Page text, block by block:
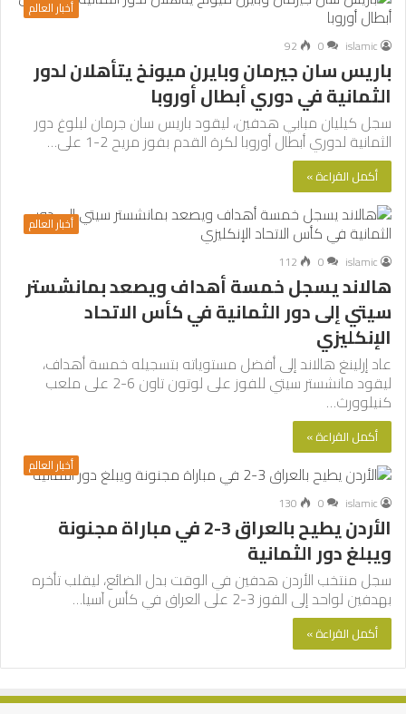
أخبار العالم
islamic
0
92
باريس سان جيرمان وبايرن ميونخ يتأهلان لدور
الثمانية في دوري أبطال أوروبا
سجل كيليان مبابي هدفين، ليقود باريس سان جرمان لبلوغ دور
الثمانية لدوري أبطال أوروبا لكرة القدم بفوز مريح 2-1 على…
أكمل القراءة »
أخبار العالم
islamic
0
112
هالاند يسجل خمسة أهداف ويصعد بمانشستر
سيتي إلى دور الثمانية في كأس الاتحاد
الإنكليزي
عاد إرلينغ هالاند إلى أفضل مستوياته بتسجيله خمسة أهداف،
ليقود مانشستر سيتي للفوز على لوتون تاون 6-2 على ملعب
كنيلوورث…
أكمل القراءة »
أخبار العالم
islamic
0
130
الأردن يطيح بالعراق 3-2 في مباراة مجنونة
ويبلغ دور الثمانية
سجل منتخب الأردن هدفين في الوقت بدل الضائع، ليقلب تأخره
بهدفين لواحد إلى الفوز 3-2 على العراق في كأس آسيا…
أكمل القراءة »